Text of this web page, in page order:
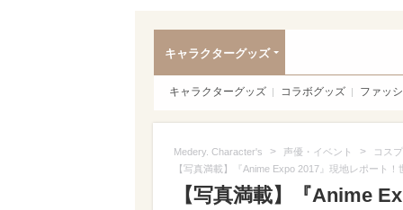
キャラクターグッズ
キャラクターグッズ コラボグッズ ファッ
Medery. Character's > 声優・イベント >
コス
【写真満載】『Anime Expo 2017』現地レポート
【写真満載】『Anime